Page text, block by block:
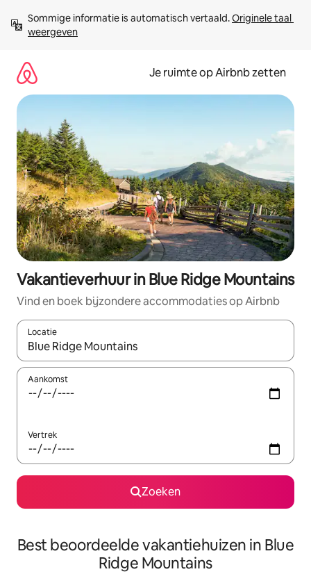
direct
naar
Sommige informatie is automatisch vertaald. Originele taal
weergeven
Je ruimte op Airbnb zetten
Vakantieverhuur in Blue Ridge Mountains
Vind en boek bijzondere accommodaties op Airbnb
Locatie
Wanneer er suggesties beschikbaar zijn, maak je een keuze
Aankomst
Vertrek
Zoeken
Best beoordeelde vakantiehuizen in Blue
Ridge Mountains